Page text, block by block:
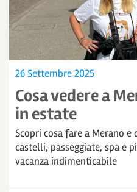
26 Settembre 2025
Cosa vedere a
in estate
Scopri cosa fare a Merano
castelli, passeggiate, spa e
vacanza indimenticabile